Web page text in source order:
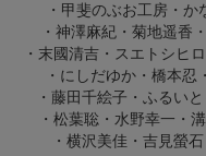
・ 甲斐のぶお工房 ・ か
・ 神澤麻紀・ 菊地遥香 ・
・ 末國清吉 ・ スエトシヒロ
・ にしだゆか ・ 橋本忍 ・
・ 藤田千絵子 ・ ふるい
・ 松葉聡 ・ 水野幸一 ・
・ 横沢美佳 ・ 吉見螢石